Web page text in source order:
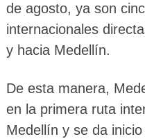
de agosto, ya son
internacionales
y hacia Medellín.
De esta manera,
en la primera ruta
Medellín y se da